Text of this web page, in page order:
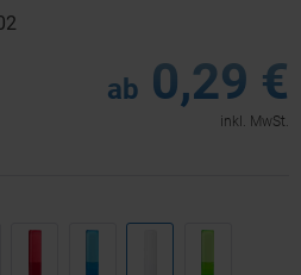
ab 0,29 €
inkl. MwSt.